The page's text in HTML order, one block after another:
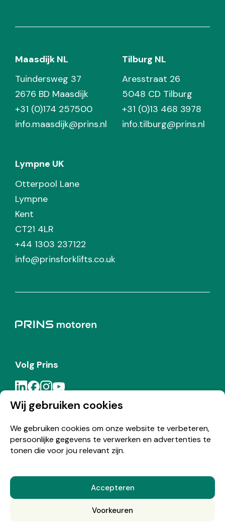
Wij gebruiken cookies
We gebruiken cookies om onze website te verbeteren,
persoonlijke gegevens te verwerken en advertenties te
tonen die voor jou relevant zijn.
Accepteren
Voorkeuren
Maasdijk NL
Tuindersweg 37
2676 BD Maasdijk
+31 (0)174 257500
info.maasdijk@prins.nl
Tilburg NL
Aresstraat 26
5048 CD Tilburg
+31 (0)13 468 3978
info.tilburg@prins.nl
Lympne UK
Otterpool Lane
Lympne
Kent
CT21 4LR
+44 1303 237122
info@prinsforklifts.co.uk
Volg Prins
Meld je aan voor de Prins nieuwsbrief
© Copyright 2026 Prins